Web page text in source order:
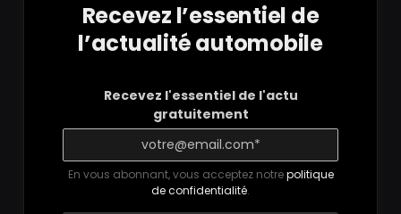
Recevez l’essentiel de
l’actualité automobile
Recevez l'essentiel de l'actu
gratuitement
En vous abonnant, vous acceptez notrepolitique
de confidentialité.